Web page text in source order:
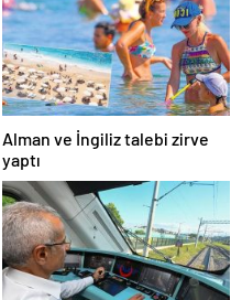
Alman ve İngiliz talebi zirve
yaptı